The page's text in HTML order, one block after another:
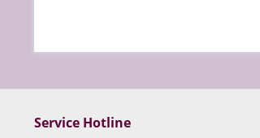
Service Hotline